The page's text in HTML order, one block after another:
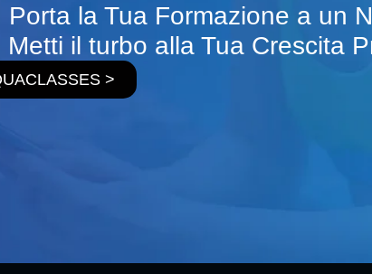
Porta la Tua Formazione a un
Metti il turbo alla Tua Crescita
>